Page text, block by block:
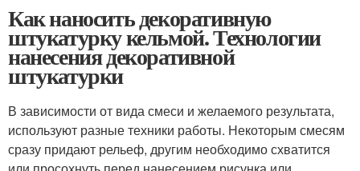
Как наносить декоративную
штукатурку кельмой. Технологии
нанесения декоративной
штукатурки
В зависимости от вида смеси и желаемого результата,
используют разные техники работы. Некоторым смесям
сразу придают рельеф, другим необходимо схватится